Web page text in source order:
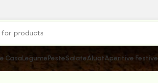
CasaLegumePesteSalateAluatAperitive Festive